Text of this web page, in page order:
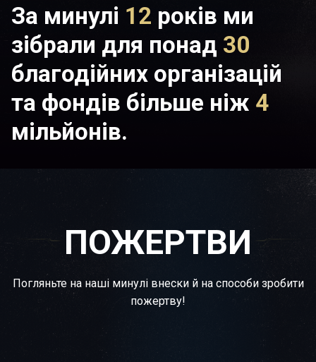
За минулі 12 років ми
зібрали для понад 30
благодійних організацій
та фондів більше ніж 4
мільйонів.
ПОЖЕРТВИ
Погляньте на наші минулі внески й на способи зробити
пожертву!